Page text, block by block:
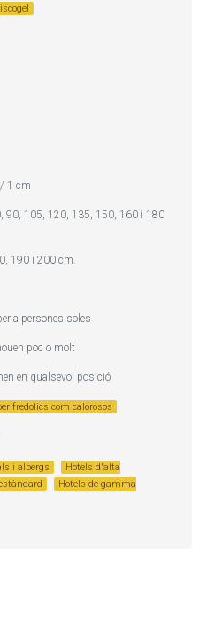
1 cm
90, 105, 120, 135, 150, 160 i 180
190 i 200 cm.
a persones soles
poc o molt
en qualsevol posició
fredolics com calorosos
i albergs
Hotels d'alta
Hotels de gamma